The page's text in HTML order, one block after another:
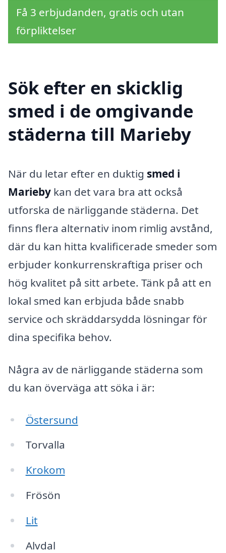
Få 3 erbjudanden, gratis och utan
förpliktelser
Sök efter en skicklig
smed i de omgivande
städerna till Marieby
När du letar efter en duktig smed i
Marieby kan det vara bra att också
utforska de närliggande städerna. Det
finns flera alternativ inom rimlig avstånd,
där du kan hitta kvalificerade smeder som
erbjuder konkurrenskraftiga priser och
hög kvalitet på sitt arbete. Tänk på att en
lokal smed kan erbjuda både snabb
service och skräddarsydda lösningar för
dina specifika behov.
Några av de närliggande städerna som
du kan överväga att söka i är:
Östersund
Torvalla
Krokom
Frösön
Lit
Alvdal